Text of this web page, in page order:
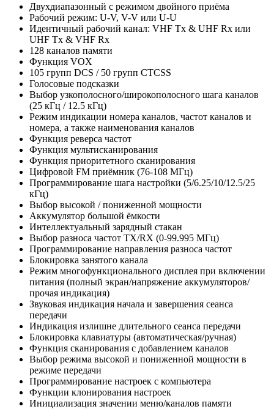
Двухдиапазонный с режимом двойного приёма
Рабочий режим: U-V, V-V или U-U
Идентичный рабочий канал: VHF Tx & UHF Rx или
UHF Tx & VHF Rx
128 каналов памяти
Функция VOX
105 групп DCS / 50 групп CTCSS
Голосовые подсказки
Выбор узкополосного/широкополосного шага каналов
(25 кГц / 12.5 кГц)
Режим индикации номера каналов, частот каналов и
номера, а также наименования каналов
Функция реверса частот
Функция мультисканирования
Функция приоритетного сканирования
Цифровой FM приёмник (76-108 МГц)
Программирование шага настройки (5/6.25/10/12.5/25
кГц)
Выбор высокой / пониженной мощности
Аккумулятор большой ёмкости
Интеллектуальный зарядный стакан
Выбор разноса частот TX/RX (0-99.995 МГц)
Программирование направления разноса частот
Блокировка занятого канала
Режим многофункционального дисплея при включении
питания (полный экран/напряжение аккумуляторов/
прочая индикация)
Звуковая индикация начала и завершения сеанса
передачи
Индикация излишне длительного сеанса передачи
Блокировка клавиатуры (автоматическая/ручная)
Функция сканирования с добавлением каналов
Выбор режима высокой и пониженной мощности в
режиме передачи
Программирование настроек с компьютера
Функции клонирования настроек
Инициализация значении меню/каналов памяти